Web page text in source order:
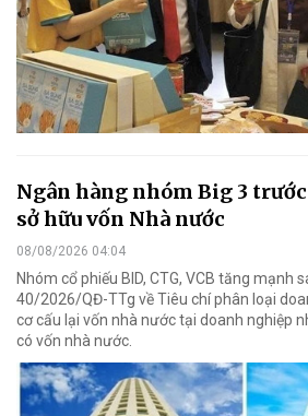
Ngân hàng nhóm Big 3
sở hữu vốn Nhà nước
08/08/2026 04:04
Nhóm cổ phiếu BID, CTG, VCB tăng mạnh
40/2026/QĐ-TTg về Tiêu chí phân loại
cơ cấu lại vốn nhà nước tại doanh nghiệp
có vốn nhà nước.